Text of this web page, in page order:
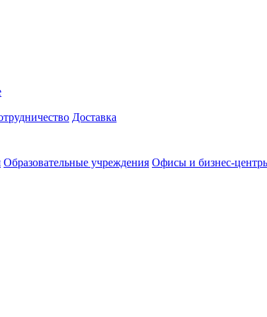
Доставка
Образовательные учреждения Офисы и бизнес-